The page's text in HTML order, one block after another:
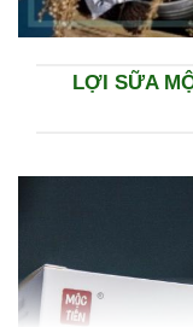
LỢI SỮA